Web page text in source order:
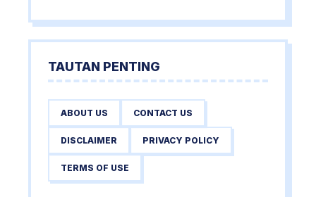
TAUTAN PENTING
ABOUT US CONTACT US
DISCLAIMER PRIVACY POLICY
TERMS OF USE